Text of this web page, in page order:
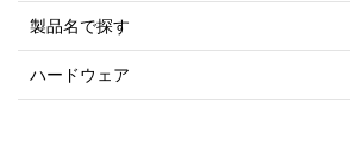
製品名で探す
ハードウェア